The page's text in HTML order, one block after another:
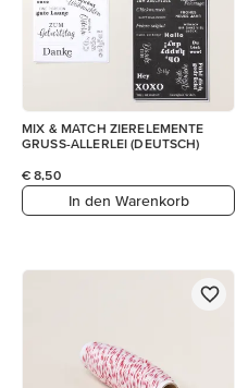
MIX & MATCH ZIERELEMENTE
GRUSS-ALLERLEI (DEUTSCH)
€ 8,50
In den Warenkorb